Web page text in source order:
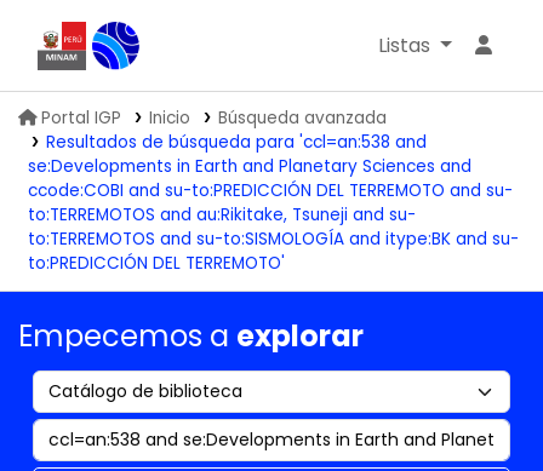
Biblioteca IGP
Listas
Portal IGP Inicio
Búsqueda avanzada
Resultados de búsqueda para 'ccl=an:538 and
se:Developments in Earth and Planetary Sciences and
ccode:COBI and su-to:PREDICCIÓN DEL TERREMOTO and su-
to:TERREMOTOS and au:Rikitake, Tsuneji and su-
to:TERREMOTOS and su-to:SISMOLOGÍA and itype:BK and su-
to:PREDICCIÓN DEL TERREMOTO'
Empecemos a explorar